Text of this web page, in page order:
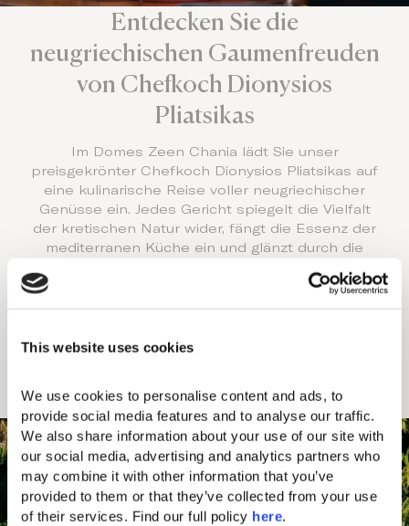
This website uses cookies
We use cookies to personalise content and ads, to
provide social media features and to analyse our traffic.
We also share information about your use of our site with
our social media, advertising and analytics partners who
may combine it with other information that you’ve
provided to them or that they’ve collected from your use
of their services. Find our full policy here.
Entdecken Sie die
neugriechischen Gaumenfreuden
von Chefkoch Dionysios
Pliatsikas
Im Domes Zeen Chania lädt Sie unser
preisgekrönter Chefkoch Dionysios Pliatsikas auf
eine kulinarische Reise voller neugriechischer
Genüsse ein. Jedes Gericht spiegelt die Vielfalt
der kretischen Natur wider, fängt die Essenz der
mediterranen Küche ein und glänzt durch die
ein wahres Fest für die Sinne.